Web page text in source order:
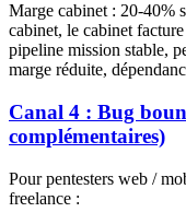
Marge cabinet : 20-40%
cabinet, le cabinet
pipeline mission stable,
marge réduite,
Canal 4 : Bug
complémentaires)
Pour pentesters web /
freelance :